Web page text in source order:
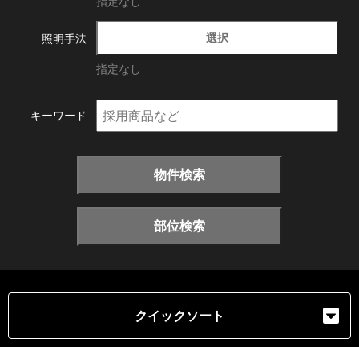
照明手法 選択
指定なし
キーワード
物件検索
部位検索
クイックソート